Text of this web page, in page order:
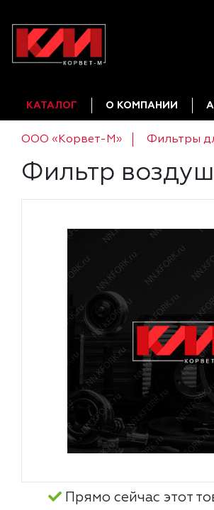
КАТАЛОГ О КОМПАНИИ
ООО «Корвет-М» Фильтры
Фильтр
Прямо сейчас этот